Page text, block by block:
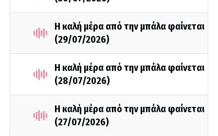
Η καλή μέρα από την μπάλα φαίνεται
(29/07/2026)
Η καλή μέρα από την μπάλα φαίνεται
(28/07/2026)
Η καλή μέρα από την μπάλα φαίνεται
(27/07/2026)